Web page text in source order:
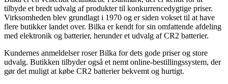
tilbyde et bredt udvalg af produkter til konkurrencedygtige priser.
Virksomheden blev grundlagt i 1970 og er siden vokset til at have
flere butikker landet over. Bilka er kendt for sin omfattende afdeling
med elektronik og batterier, herunder et udvalg af CR2 batterier.
Kundernes anmeldelser roser Bilka for dets gode priser og store
udvalg. Butikken tilbyder også et nemt online-bestillingssystem, der
gør det muligt at købe CR2 batterier bekvemt og hurtigt.